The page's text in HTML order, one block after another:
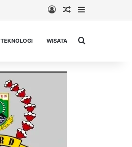
Log InRandom Article
TEKNOLOGI WISATA Cari berita...